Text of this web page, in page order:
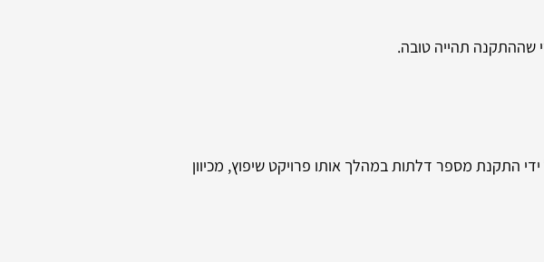
שההתקנה תהייה טובה.
התקנת מספר דלתות במהלך אותו פרויקט שיפוץ, מכיוון